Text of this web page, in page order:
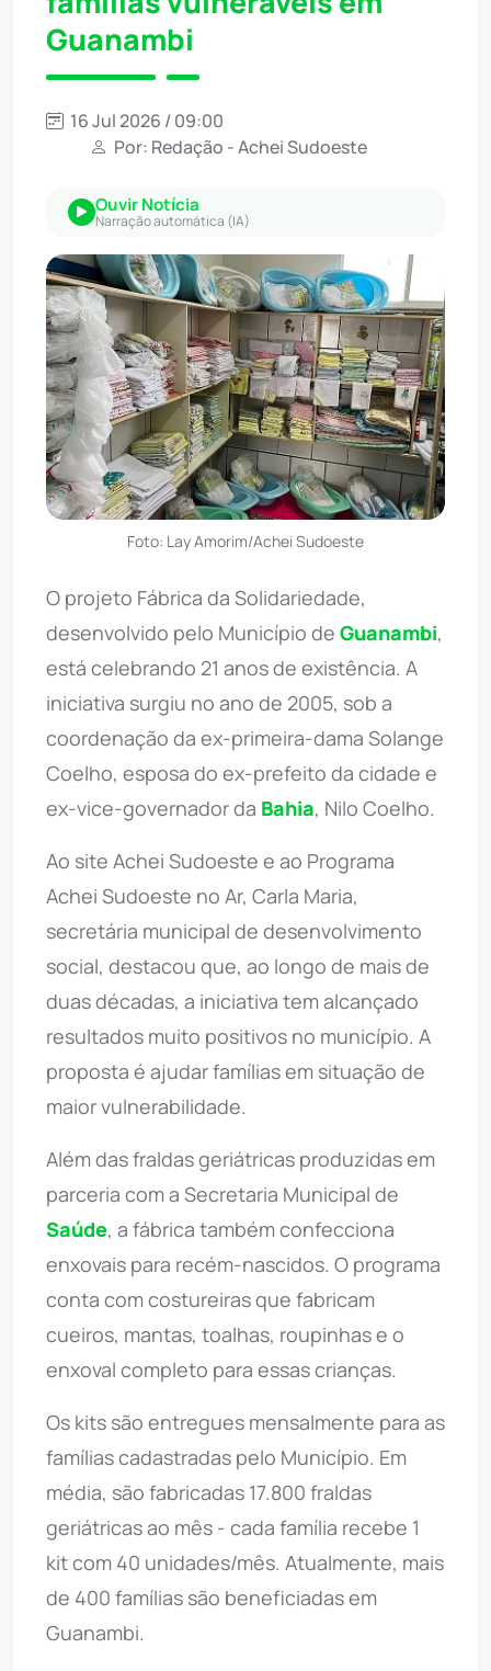
Guanambi
16 Jul 2026 / 09:00
Por: Redação - Achei Sudoeste
Ouvir Notícia
Narração automática (IA)
Foto: Lay Amorim/Achei Sudoeste
O projeto Fábrica da Solidariedade,
desenvolvido pelo Município de Guanambi,
está celebrando 21 anos de existência. A
iniciativa surgiu no ano de 2005, sob a
coordenação da ex-primeira-dama Solange
Coelho, esposa do ex-prefeito da cidade e
ex-vice-governador da Bahia, Nilo Coelho.
Ao site Achei Sudoeste e ao Programa
Achei Sudoeste no Ar, Carla Maria,
secretária municipal de desenvolvimento
social, destacou que, ao longo de mais de
duas décadas, a iniciativa tem alcançado
resultados muito positivos no município. A
proposta é ajudar famílias em situação de
maior vulnerabilidade.
Além das fraldas geriátricas produzidas em
parceria com a Secretaria Municipal de
Saúde, a fábrica também confecciona
enxovais para recém-nascidos. O programa
conta com costureiras que fabricam
cueiros, mantas, toalhas, roupinhas e o
enxoval completo para essas crianças.
Os kits são entregues mensalmente para as
famílias cadastradas pelo Município. Em
média, são fabricadas 17.800 fraldas
geriátricas ao mês - cada família recebe 1
kit com 40 unidades/mês. Atualmente, mais
de 400 famílias são beneficiadas em
Guanambi.